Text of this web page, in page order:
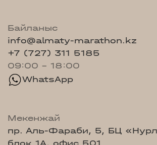
Байланыс
info@almaty-marathon.kz
+7 (727) 311 5185
09:00 - 18:00
WhatsApp
Мекенжай
пр. Аль-Фараби, 5, БЦ